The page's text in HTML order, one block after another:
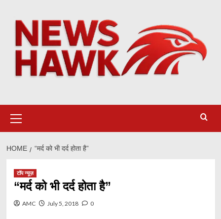
content
Menu
HOME “मर्द को भी दर्द होता है”
टॉप न्यूज़
“मर्द को भी दर्द होता है”
AMC July 5, 2018 0